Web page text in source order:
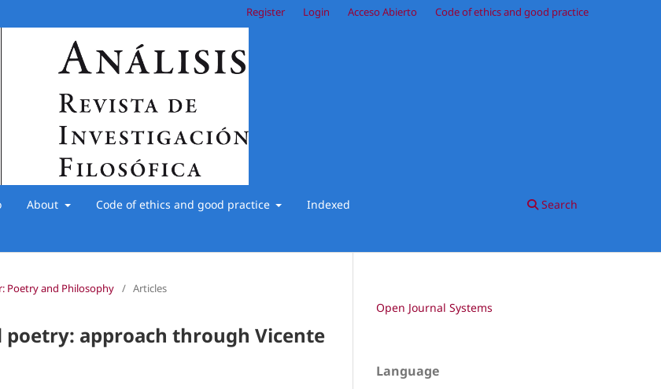
About Code of ethics and good practice Indexed Search
Register Login Acceso Abierto Code of ethics and good practice
Poetry and Philosophy / Articles
approach through Vicente
Open Journal Systems
Language